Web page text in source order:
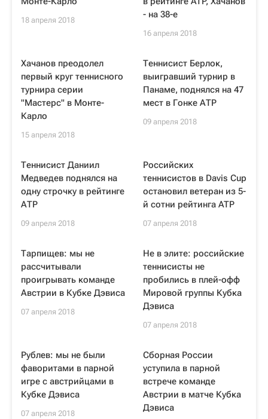
18 апреля 2018
- на 38-е
16 апреля 2018
Хачанов преодолел
первый круг теннисного
турнира серии
"Мастерс" в Монте-
Карло
15 апреля 2018
Теннисист Берлок,
выигравший турнир в
Панаме, поднялся на 47
мест в Гонке АТР
09 апреля 2018
Теннисист Даниил
Медведев поднялся на
одну строчку в рейтинге
АТР
09 апреля 2018
Российских
теннисистов в Davis Cup
остановил ветеран из 5-
й сотни рейтинга ATP
07 апреля 2018
Тарпищев: мы не
рассчитывали
проигрывать команде
Австрии в Кубке Дэвиса
07 апреля 2018
Не в элите: российские
теннисисты не
пробились в плей-офф
Мировой группы Кубка
Дэвиса
07 апреля 2018
Рублев: мы не были
фаворитами в парной
игре с австрийцами в
Кубке Дэвиса
07 апреля 2018
Сборная России
уступила в парной
встрече команде
Австрии в матче Кубка
Дэвиса